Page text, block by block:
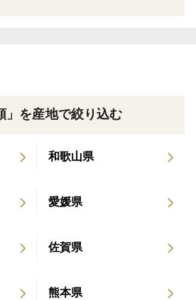
が絶妙で、ひと房食べれば止まら
」を産地で絞り込む
和歌山県
愛媛県
佐賀県
熊本県